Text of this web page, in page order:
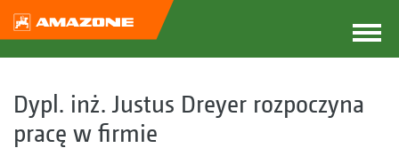
Dypl. inż. Justus Dreyer rozpoczyna
pracę w firmie